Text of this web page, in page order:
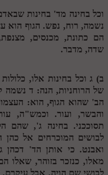
חלק טו
חלק ט"ז
בית שער הכוונות
הזמן סט תע"ס
הזמן סט תלמוד עשר הספירות
ספרים להורדה
מנוע חיפוש בספרים
וכל בחינה מד' בחינות
נשמה, רוח, נפש. הגוף הוא
הם כתונת, מכנסים,
שדה, מדבר.
ב) גוכל בחינות אלו,
של הרוחניות, הנה: ד נשמה
הב' שהוא הגוף, הוא:
והבשר, ועור. וכמש"ה,
תסוככני. בחינה ג', שהם
לבושים המוכרחים אל כהן
ואבנט. כי אותן הד' דכהן
מאלו, כנזכר בזוהר, שאלו
לבושי שם הויה, אבל